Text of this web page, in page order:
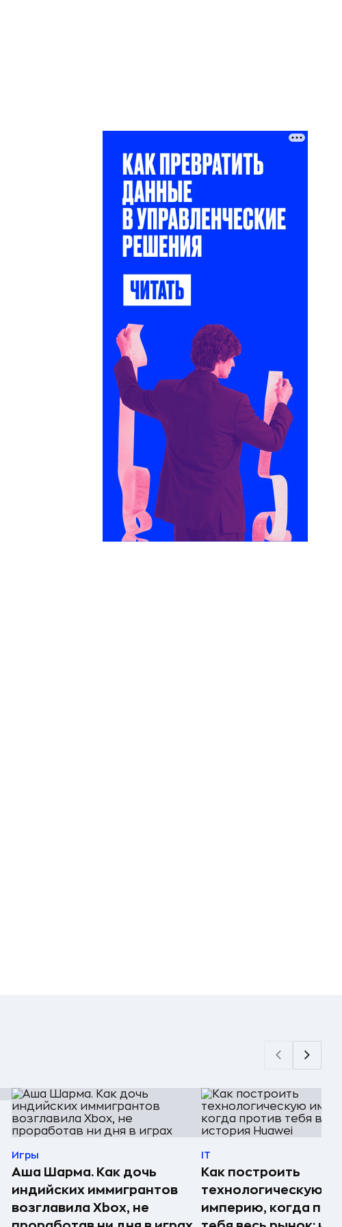
Игры
Аша Шарма. Как дочь
индийских иммигрантов
возглавила Xbox, не
IT
Как построить
технологическую
империю, когда